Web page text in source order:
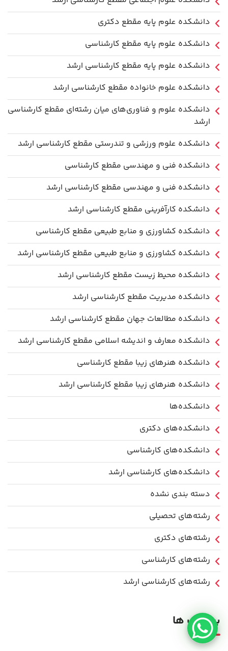
دانشکده علوم پایه مقطع دکتری
دانشکده علوم پایه مقطع کارشناسی
دانشکده علوم پایه مقطع کارشناسی ارشد
دانشکده علوم خانواده مقطع کارشناسی ارشد
دانشکده علوم و فناوری‌های میان رشته‌ای مقطع کارشناسی
ارشد
دانشکده علوم ورزشی و تندرستی مقطع کارشناسی ارشد
دانشکده فنی و مهندسی مقطع کارشناسی
دانشکده فنی و مهندسی مقطع کارشناسی ارشد
دانشکده کارآفرینی مقطع کارشناسی ارشد
دانشکده کشاورزی و منابع طبیعی مقطع کارشناسی
دانشکده کشاورزی و منابع طبیعی مقطع کارشناسی ارشد
دانشکده محیط زیست مقطع کارشناسی ارشد
دانشکده مدیریت مقطع کارشناسی ارشد
دانشکده مطالعات جهان مقطع کارشناسی ارشد
دانشکده معارف و اندیشه اسلامی مقطع کارشناسی ارشد
دانشکده هنرهای زیبا مقطع کارشناسی
دانشکده هنرهای زیبا مقطع کارشناسی ارشد
دانشکده‌ها
دانشکده‌های دکتری
دانشکده‌های کارشناسی
دانشکده‌های کارشناسی ارشد
دسته بندی نشده
رشته‌های تحصیلی
رشته‌های دکتری
رشته‌های کارشناسی
رشته‌های کارشناسی ارشد
برچسب ها